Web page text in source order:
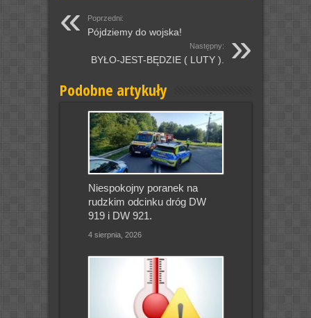
Poprzedni:
Pójdziemy do wojska!
Następny:
BYŁO-JEST-BĘDZIE ( LUTY ).
Podobne artykuły
Niespokojny poranek na
rudzkim odcinku dróg DW
919 i DW 921.
4 sierpnia, 2026